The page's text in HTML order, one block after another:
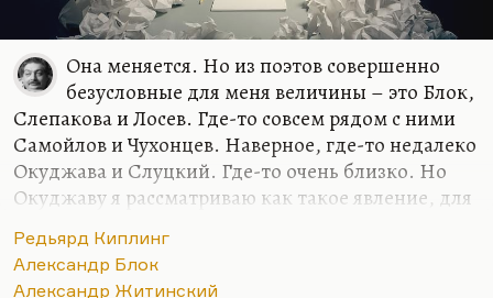
Она меняется. Но из поэтов совершенно
безусловные для меня величины – это Блок,
Слепакова и Лосев. Где-то совсем рядом с ними
Самойлов и Чухонцев. Наверное, где-то недалеко
Окуджава и Слуцкий. Где-то очень близко. Но
Окуджаву я рассматриваю как такое явление, для
конгломерат нерасчленимый. Видите, семерку
только могу назвать. Но в самом первом ряду
Редьярд Киплинг
Александр Блок
Александр Житинский